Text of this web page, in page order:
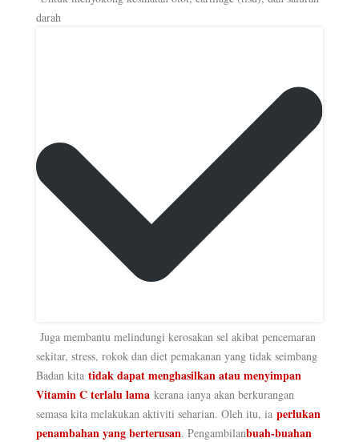
darah
Juga membantu melindungi kerosakan sel akibat pencemaran
sekitar, stress, rokok dan diet pemakanan yang tidak seimbang
Badan kita tidak dapat menghasilkan atau menyimpan
Vitamin C terlalu lamakerana ianya akan berkurangan
semasa kita melakukan aktiviti seharian. Oleh itu, ia perlukan
penambahan yang berterusan. Pengambilanbuah-buahan